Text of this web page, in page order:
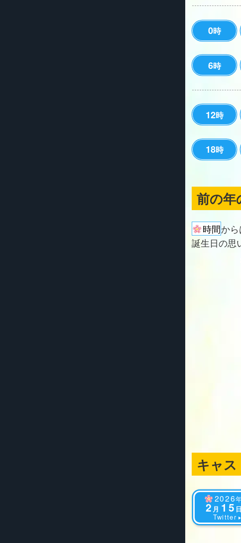
0時
6時
12時
18時
前の年
時間か
誕生日の思
キャス
2026
2 月 15 日
Twitter